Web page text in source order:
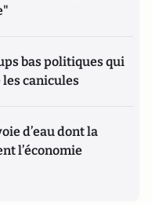
bas politiques qui
canicules
d’eau dont la
l’économie